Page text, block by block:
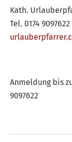
Kath.
Tel. 0174 9097622
Anmeldung bis
9097622